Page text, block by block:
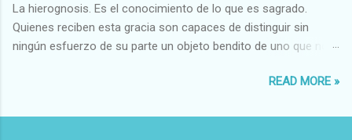
Armonioso-Inarmonioso 4 RELIGIOSOS Santo-Pr...
La hierognosis. Es el conocimiento de lo que es sagrado.
Quienes reciben esta gracia son capaces de distinguir sin
ningún esfuerzo de su parte un objeto bendito de uno que no
READ MORE »